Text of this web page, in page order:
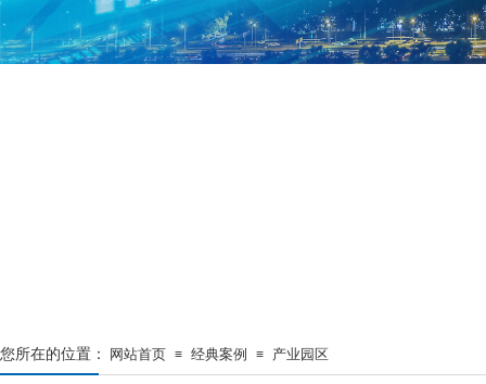
您所在的位置： 网站首页 ≡ 经典案例 ≡ 产业园区